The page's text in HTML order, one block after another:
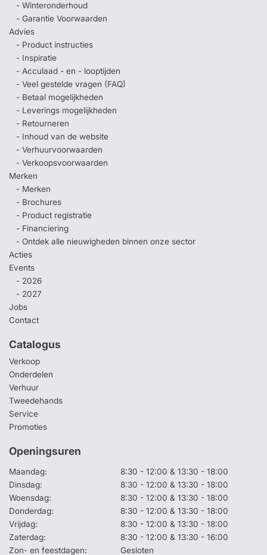
- Winteronderhoud
- Garantie Voorwaarden
Advies
- Product instructies
- Inspiratie
- Acculaad - en - looptijden
- Veel gestelde vragen (FAQ)
- Betaal mogelijkheden
- Leverings mogelijkheden
- Retourneren
- Inhoud van de website
- Verhuurvoorwaarden
- Verkoopsvoorwaarden
Merken
- Merken
- Brochures
- Product registratie
- Financiering
- Ontdek alle nieuwigheden binnen onze sector
Acties
Events
- 2026
- 2027
Jobs
Contact
Catalogus
Verkoop
Onderdelen
Verhuur
Tweedehands
Service
Promoties
Openingsuren
Maandag:
8:30 - 12:00 & 13:30 - 18:00
Dinsdag:
8:30 - 12:00 & 13:30 - 18:00
Woensdag:
8:30 - 12:00 & 13:30 - 18:00
Donderdag:
8:30 - 12:00 & 13:30 - 18:00
Vrijdag:
8:30 - 12:00 & 13:30 - 18:00
Zaterdag:
8:30 - 12:00 & 13:30 - 16:00
Zon- en feestdagen:
Gesloten